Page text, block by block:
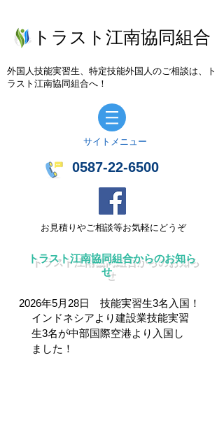
トラスト江南協同組合
外国人技能実習生、特定技能外国人のご相談は、ト
ラスト江南協同組合へ！
​サイトメニュー
0587-22-6500
お見積りやご相談等お気軽にどうぞ
トラスト江南協同組合からのお知ら
せ
2026年5月28日 技能実習生3名入国！
インドネシアより建設業技能実習
生3名が中部国際空港より入国し
ました！